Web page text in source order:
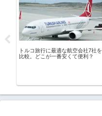
トルコ旅行に最適な航空会社7社を
比較。どこが一番安くて便利？